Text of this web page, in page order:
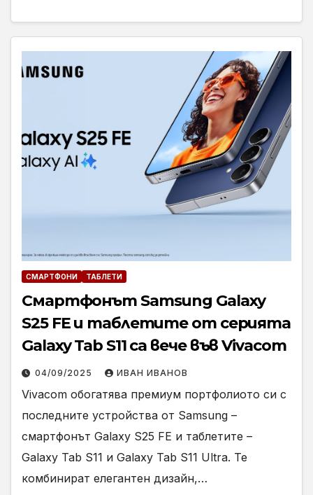
СМАРТФОНИ ТАБЛЕТИ
Смартфонът Samsung Galaxy
S25 FE и таблетите от серията
Galaxy Tab S11 са вече във Vivacom
04/09/2025 ИВАН ИВАНОВ
Vivacom обогатява премиум портфолиото си с
последните устройства от Samsung –
смартфонът Galaxy S25 FE и таблетите –
Galaxy Tab S11 и Galaxy Tab S11 Ultra. Те
комбинират елегантен дизайн,…